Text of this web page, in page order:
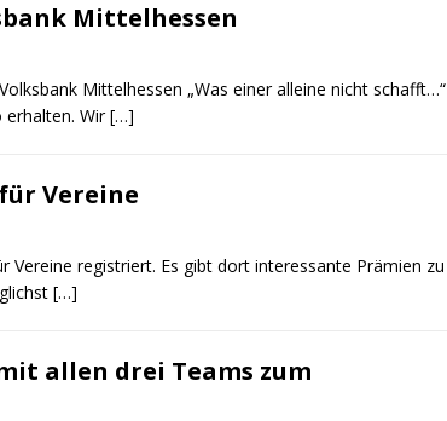
Mittelhessen
Mittelhessen „Was einer alleine nicht schafft…“
erhalten. Wir[…]
Vereine
Vereine registriert. Es gibt dort interessante Prämien zu
[…]
allen drei Teams zum